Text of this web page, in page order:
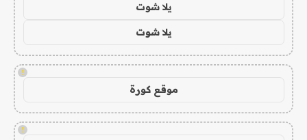
يلا شوت
يلا شوت
!
موقع كورة
!